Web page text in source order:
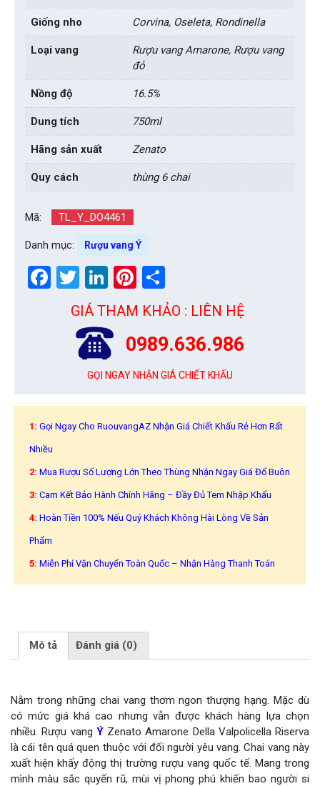
Giống nho Corvina, Oseleta, Rondinella
Loại vang
Rượu vang Amarone, Rượu vang
đỏ
Nồng độ 16.5%
Dung tích 750ml
Hãng sản xuất Zenato
Quy cách thùng 6 chai
Mã: TL_Y_DO4461
Danh mục: Rượu vang Ý
Facebook
Twitter
LinkedIn
Pinterest
GIÁ THAM KHẢO : LIÊN HỆ
0989.636.986
GỌI NGAY NHẬN GIÁ CHIẾT KHẤU
1: Gọi Ngay Cho RuouvangAZ Nhận Giá Chiết Khấu Rẻ Hơn Rất
Nhiều
2: Mua Rượu Số Lượng Lớn Theo Thùng Nhận Ngay Giá Đổ Buôn
3: Cam Kết Bảo Hành Chính Hãng – Đầy Đủ Tem Nhập Khẩu
4: Hoàn Tiền 100% Nếu Quý Khách Không Hài Lòng Về Sản
Phẩm
5: Miễn Phí Vận Chuyển Toàn Quốc – Nhận Hàng Thanh Toán
Mô tả Đánh giá (0)
Nằm trong những chai vang thơm ngon thượng hạng. Mặc dù
có mức giá khá cao nhưng vẫn được khách hàng lựa chọn
nhiều. Rượu vang ÝZenato Amarone Della Valpolicella Riserva
là cái tên quá quen thuộc với đối người yêu vang. Chai vang này
xuất hiện khấy động thị trường rượu vang quốc tế. Mang trong
mình màu sắc quyến rũ, mùi vị phong phú khiến bao người si